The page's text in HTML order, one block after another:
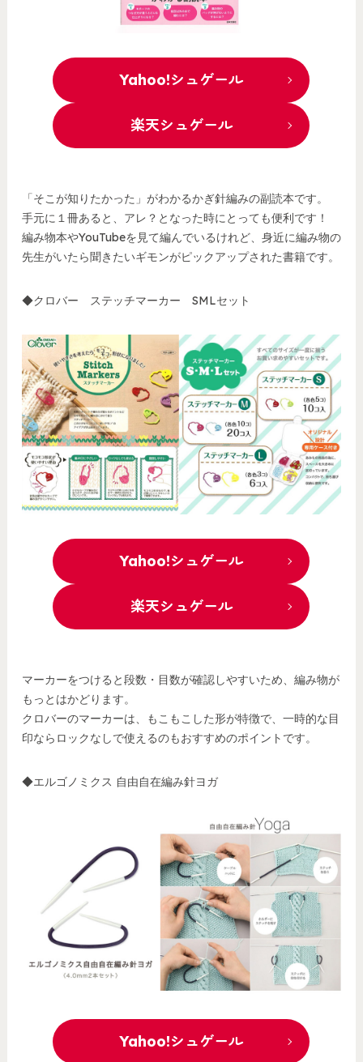
Yahoo!シュゲール
楽天シュゲール
「そこが知りたかった」がわかるかぎ針編みの副読本です。
手元に１冊あると、アレ？となった時にとっても便利です！
編み物本やYouTubeを見て編んでいるけれど、身近に編み物の
先生がいたら聞きたいギモンがピックアップされた書籍です。
◆クロバー ステッチマーカー SMLセット
Yahoo!シュゲール
楽天シュゲール
マーカーをつけると段数・目数が確認しやすいため、編み物が
もっとはかどります。
クロバーのマーカーは、もこもこした形が特徴で、一時的な目
印ならロックなしで使えるのもおすすめのポイントです。
◆エルゴノミクス 自由自在編み針ヨガ
Yahoo!シュゲール